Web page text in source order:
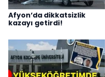
Afyon’da dikkatsizlik
kazayı getirdi!